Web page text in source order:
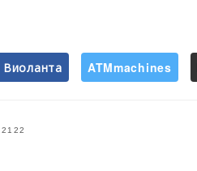
Виоланта ATMmachines
2122